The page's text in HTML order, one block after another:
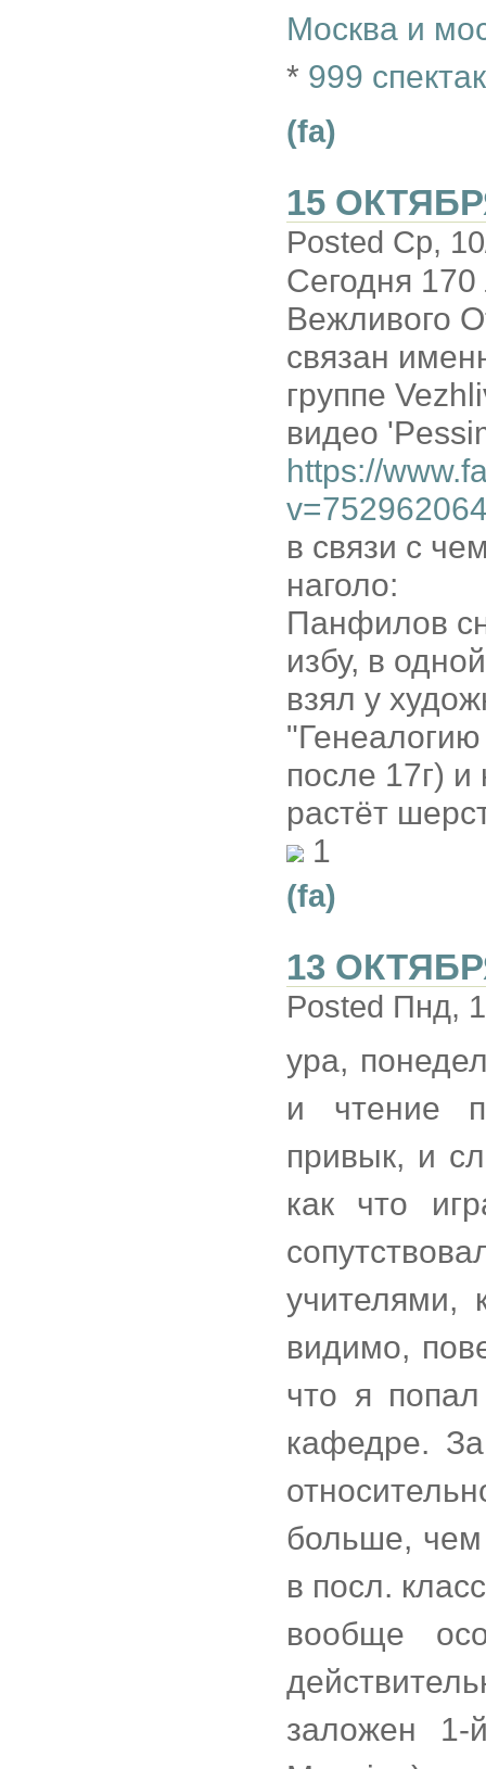
Москва и
* 999
(fa)
15
Posted Ср,
Сегодня
Вежливого
связан
группе
видео
https://
в связи с
наголо:
Панфилов
избу, в
взял у
после 17г) и
растёт
1
(fa)
13
Posted Пнд,
ура,
и чтение
привык, и
как что
учителями,
видимо,
что я
кафедре.
больше, чем
в посл.
вообще
заложен